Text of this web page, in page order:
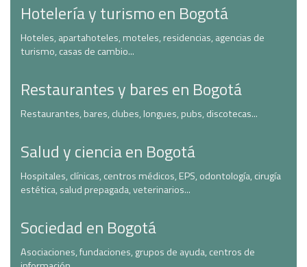
Hotelería y turismo en Bogotá
Hoteles, apartahoteles, moteles, residencias, agencias de
turismo, casas de cambio...
Restaurantes y bares en Bogotá
Restaurantes, bares, clubes, longues, pubs, discotecas...
Salud y ciencia en Bogotá
Hospitales, clínicas, centros médicos, EPS, odontología, cirugía
estética, salud prepagada, veterinarios...
Sociedad en Bogotá
Asociaciones, fundaciones, grupos de ayuda, centros de